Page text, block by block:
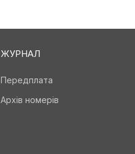
ЖУРНАЛ
Передплата
Архів номерів